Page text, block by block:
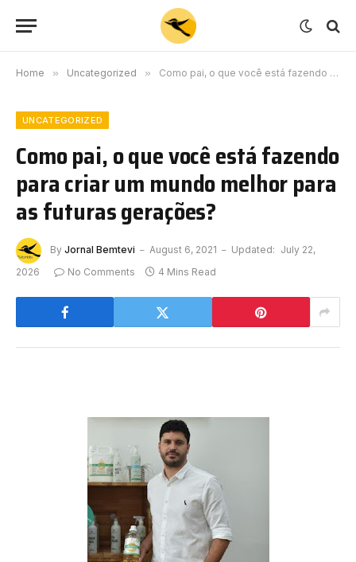
Home » Uncategorized » Como pai, o que você está fazendo para criar um mundo melhor para as futuras gerações?
UNCATEGORIZED
Como pai, o que você está fazendo
para criar um mundo melhor para
as futuras gerações?
By Jornal Bemtevi August 6, 2021 Updated: July 22,
2026
No Comments 4 Mins Read